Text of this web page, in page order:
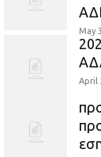
May
April